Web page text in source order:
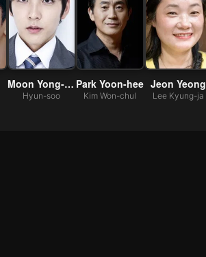
Moon Yong-seok
Hyun-soo
Park Yoon-hee
Kim Won-chul
Jeon Yeong
Lee Kyung-ja